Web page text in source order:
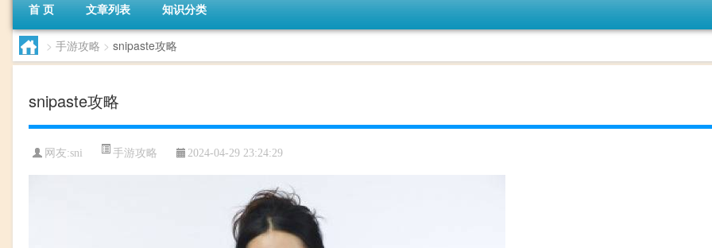
首 页 文章列表 知识分类
> 手游攻略 > snipaste攻略
snipaste攻略
网友:sni 手游攻略 2024-04-29 23:24:29